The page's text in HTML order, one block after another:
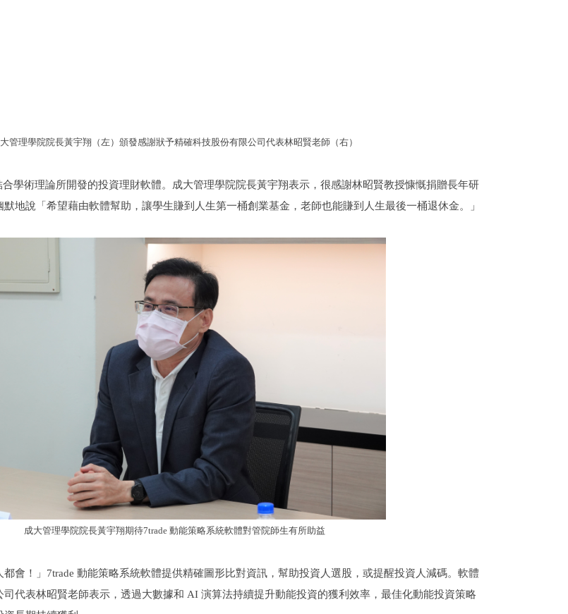
管理學院院長黃宇翔（左）頒發感謝狀予精確科技股份有限公司代表林昭賢老師（右）
合學術理論所開發的投資理財軟體。成大管理學院院長黃宇翔表示，很感謝林昭賢教授慷慨捐贈長年研
地說「希望藉由軟體幫助，讓學生賺到人生第一桶創業基金，老師也能賺到人生最後一桶退休金。」
成大管理學院院長黃宇翔期待7trade 動能策略系統軟體對管院師生有所助益
都會！」7trade 動能策略系統軟體提供精確圖形比對資訊，幫助投資人選股，或提醒投資人減碼。軟體
代表林昭賢老師表示，透過大數據和 AI 演算法持續提升動能投資的獲利效率，最佳化動能投資策略